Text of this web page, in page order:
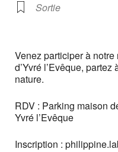
Sortie
Venez participer à
d’Yvré l’Evêque,
nature.
RDV : Parking maison
Yvré l’Evêque
Inscription :